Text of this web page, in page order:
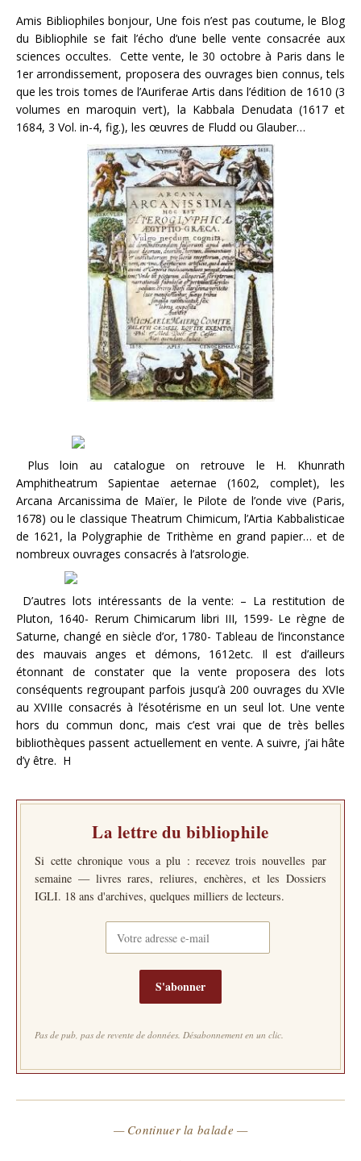
Amis Bibliophiles bonjour, Une fois n’est pas coutume, le Blog
du Bibliophile se fait l’écho d’une belle vente consacrée aux
sciences occultes. Cette vente, le 30 octobre à Paris dans le
1er arrondissement, proposera des ouvrages bien connus, tels
que les trois tomes de l’Auriferae Artis dans l’édition de 1610 (3
volumes en maroquin vert), la Kabbala Denudata (1617 et
1684, 3 Vol. in-4, fig.), les œuvres de Fludd ou Glauber…
Plus loin au catalogue on retrouve le H. Khunrath
Amphitheatrum Sapientae aeternae (1602, complet), les
Arcana Arcanissima de Maïer, le Pilote de l’onde vive (Paris,
1678) ou le classique Theatrum Chimicum, l’Artia Kabbalisticae
de 1621, la Polygraphie de Trithème en grand papier… et de
nombreux ouvrages consacrés à l’atsrologie.
D’autres lots intéressants de la vente: – La restitution de
Pluton, 1640- Rerum Chimicarum libri III, 1599- Le règne de
Saturne, changé en siècle d’or, 1780- Tableau de l’inconstance
des mauvais anges et démons, 1612etc. Il est d’ailleurs
étonnant de constater que la vente proposera des lots
conséquents regroupant parfois jusqu’à 200 ouvrages du XVIe
au XVIIIe consacrés à l’ésotérisme en un seul lot. Une vente
hors du commun donc, mais c’est vrai que de très belles
bibliothèques passent actuellement en vente. A suivre, j’ai hâte
d’y être. H
La lettre du bibliophile
Si cette chronique vous a plu : recevez trois nouvelles par
semaine — livres rares, reliures, enchères, et les Dossiers
IGLI. 18 ans d'archives, quelques milliers de lecteurs.
S'abonner
Pas de pub, pas de revente de données. Désabonnement en un clic.
— Continuer la balade —